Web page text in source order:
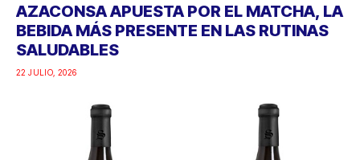
AZACONSA APUESTA POR EL MATCHA, LA
BEBIDA MÁS PRESENTE EN LAS RUTINAS
SALUDABLES
22 JULIO, 2026